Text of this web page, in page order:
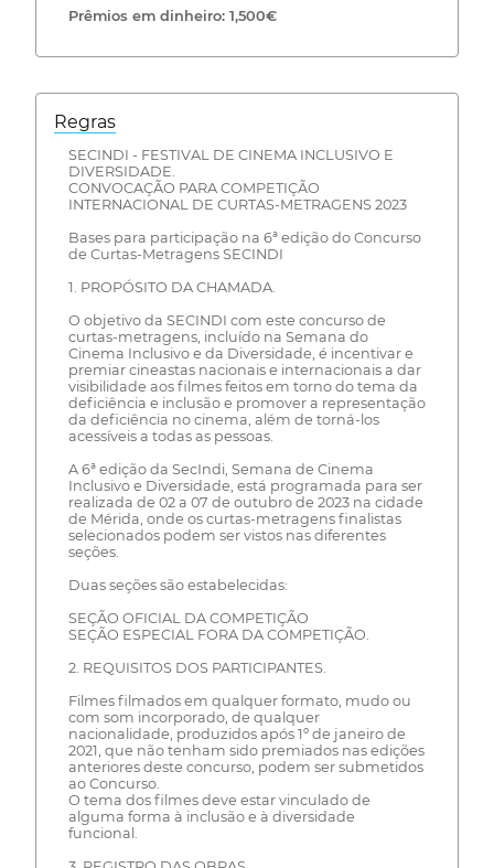
Prêmios em dinheiro: 1,500€
Regras
SECINDI - FESTIVAL DE CINEMA INCLUSIVO E
DIVERSIDADE.
CONVOCAÇÃO PARA COMPETIÇÃO
INTERNACIONAL DE CURTAS-METRAGENS 2023
Bases para participação na 6ª edição do Concurso
de Curtas-Metragens SECINDI
1. PROPÓSITO DA CHAMADA.
O objetivo da SECINDI com este concurso de
curtas-metragens, incluído na Semana do
Cinema Inclusivo e da Diversidade, é incentivar e
premiar cineastas nacionais e internacionais a dar
visibilidade aos filmes feitos em torno do tema da
deficiência e inclusão e promover a representação
da deficiência no cinema, além de torná-los
acessíveis a todas as pessoas.
A 6ª edição da SecIndi, Semana de Cinema
Inclusivo e Diversidade, está programada para ser
realizada de 02 a 07 de outubro de 2023 na cidade
de Mérida, onde os curtas-metragens finalistas
selecionados podem ser vistos nas diferentes
seções.
Duas seções são estabelecidas:
SEÇÃO OFICIAL DA COMPETIÇÃO
SEÇÃO ESPECIAL FORA DA COMPETIÇÃO.
2. REQUISITOS DOS PARTICIPANTES.
Filmes filmados em qualquer formato, mudo ou
com som incorporado, de qualquer
nacionalidade, produzidos após 1º de janeiro de
2021, que não tenham sido premiados nas edições
anteriores deste concurso, podem ser submetidos
ao Concurso.
O tema dos filmes deve estar vinculado de
alguma forma à inclusão e à diversidade
funcional.